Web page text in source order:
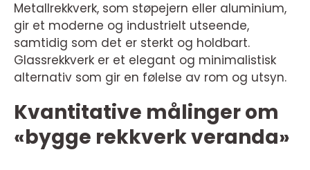
Metallrekkverk, som støpejern eller aluminium,
gir et moderne og industrielt utseende,
samtidig som det er sterkt og holdbart.
Glassrekkverk er et elegant og minimalistisk
alternativ som gir en følelse av rom og utsyn.
Kvantitative målinger om
«bygge rekkverk veranda»